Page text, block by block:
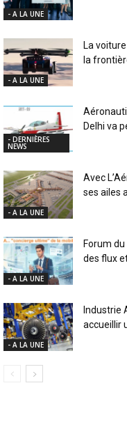
- A LA UNE
- A LA UNE
La
la
- DERNIÈRES
NEWS
Delhi va
- A LA UNE
Avec
ses ailes
- A LA UNE
Forum
des flux
- A LA UNE
Industrie
accueillir